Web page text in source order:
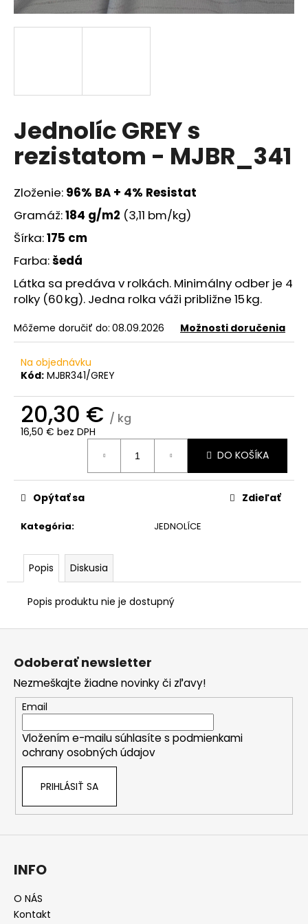
Jednolíc GREY s
rezistatom - MJBR_341
Zloženie: 96% BA + 4% Resistat
Gramáž:184 g/m2 (3,11 bm/kg)
Šírka:175 cm
Farba:šedá
Látka sa predáva v rolkách. Minimálny odber je 4
rolky (60 kg). Jedna rolka váži približne 15 kg.
Môžeme doručiť do: 08.09.2026 Možnosti doručenia
Na objednávku
Kód: MJBR341/GREY
20,30 € / kg
16,50 € bez DPH
DO KOŠÍKA
Kategória: JEDNOLÍCE
Opýtať sa Zdieľať
Popis Diskusia
Popis produktu nie je dostupný
á
j
?
HĽADAŤ
O
d
o
r
ú
a
m
e
Z
Odoberať newsletter
Nezmeškajte žiadne novinky či zľavy!
Email
Vložením e-mailu súhlasíte s podmienkami
ochrany osobných údajov
PRIHLÁSIŤ SA
INFO
O NÁS
Kontakt